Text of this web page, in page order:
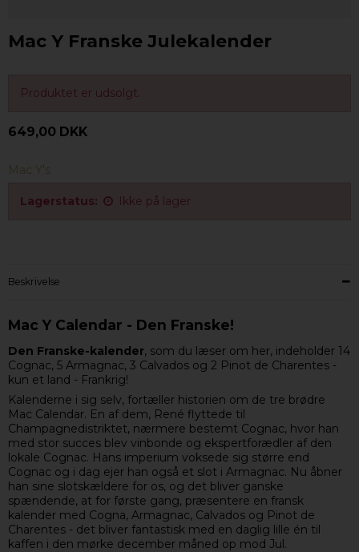
Mac Y Franske Julekalender
Produktet er udsolgt.
649,00 DKK
Mac Y's
Lagerstatus: Ikke på lager
Beskrivelse
Mac Y Calendar - Den Franske!
Den Franske-kalender, som du læser om her, indeholder 14
Cognac, 5 Armagnac, 3 Calvados og 2 Pinot de Charentes -
kun et land - Frankrig!
Kalenderne i sig selv, fortæller historien om de tre brødre
Mac Calendar. En af dem, René flyttede til
Champagnedistriktet, nærmere bestemt Cognac, hvor han
med stor succes blev vinbonde og ekspertforædler af den
lokale Cognac. Hans imperium voksede sig større end
Cognac og i dag ejer han også et slot i Armagnac. Nu åbner
han sine slotskældere for os, og det bliver ganske
spændende, at for første gang, præsentere en fransk
kalender med Cogna, Armagnac, Calvados og Pinot de
Charentes - det bliver fantastisk med en daglig lille én til
kaffen i den mørke december måned op mod Jul.